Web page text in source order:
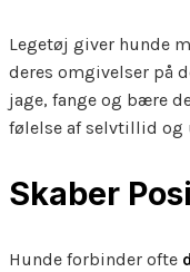
Legetøj giver hunde
deres omgivelser på
jage, fange og bære
følelse af selvtillid og
Skaber
Hunde forbinder ofte